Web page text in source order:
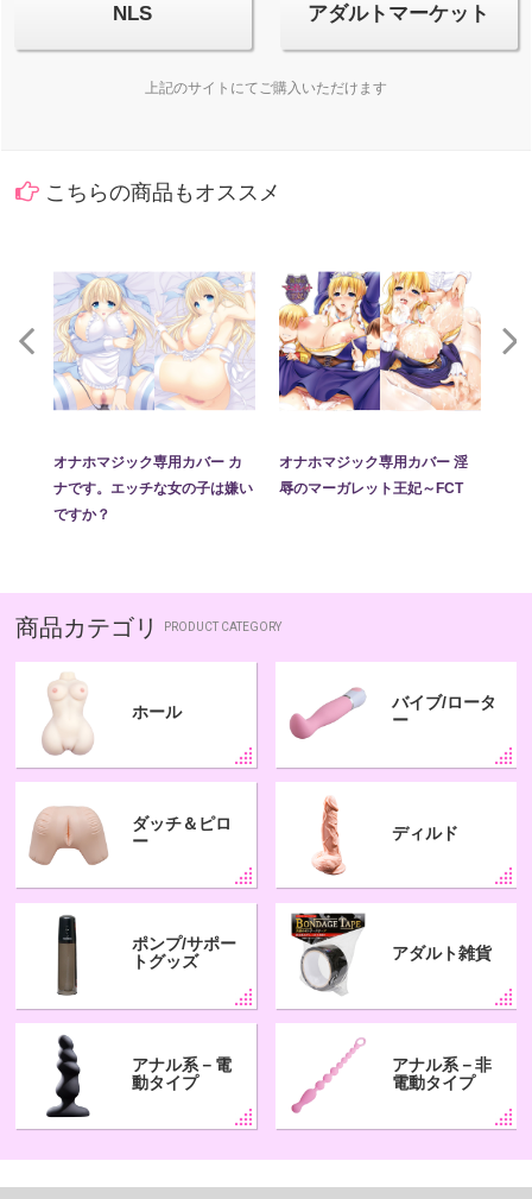
NLS アダルトマーケット
上記のサイトにてご購入いただけます
こちらの商品もオススメ
オナホマジック専用カバー カ
ナです。エッチな女の子は嫌い
ですか？
オナホマジック専用カバー 淫
辱のマーガレット王妃～FCT
商品カテゴリ PRODUCT CATEGORY
ホール
バイブ/ロータ
ー
ダッチ＆ピロ
ー
ディルド
ポンプ/サポー
トグッズ
アダルト雑貨
アナル系－電
動タイプ
アナル系－非
電動タイプ